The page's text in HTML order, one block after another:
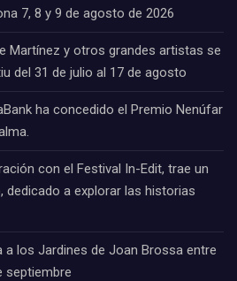
7, 8 y 9 de agosto de 2026
Martínez y otros grandes artistas se
del 31 de julio al 17 de agosto
ha concedido el Premio Nenúfar
con el Festival In-Edit, trae un
a explorar las historias
a los Jardines de Joan Brossa entre
septiembre